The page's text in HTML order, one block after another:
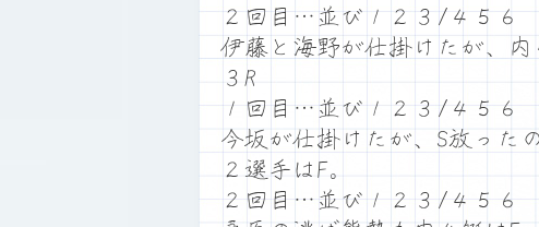
２回目…並び１２３/４５６
伊藤と海野が仕掛けたが、内
３R
１回目…並び１２３/４５６
今坂が仕掛けたが、S放った
２選手はF。
２回目…並び１２３/４５６